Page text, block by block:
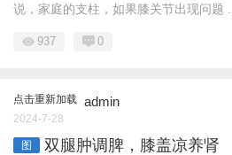
说，家庭的支柱，如果膝关节出现问题 ...
937 0
点击重新加载 admin
2024-7-28
图 双腿肿调脾，膝盖凉养肾